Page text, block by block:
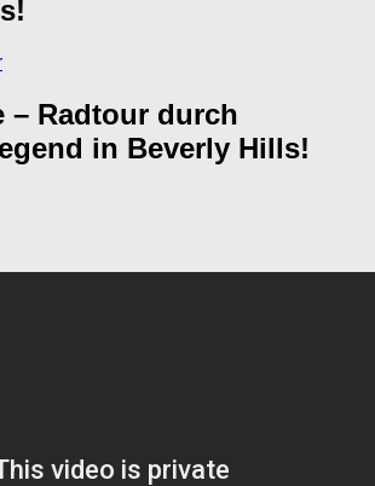
– Radtour durch
in Beverly Hills!